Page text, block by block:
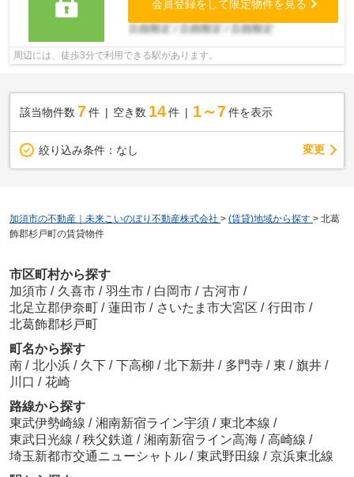
会員登録をして限定物件を見る
周辺には、徒歩3分で利用できる駅があります。
該当物件数 7件 空き数 14 件 1～7 件を表示
絞り込み条件： なし 変更
加須市の不動産｜未来こいのぼり不動産株式会社 > (賃貸)地域から探す > 北葛
飾郡杉戸町の賃貸物件
市区町村から探す
加須市 / 久喜市 / 羽生市 / 白岡市 / 古河市 /
北足立郡伊奈町 / 蓮田市 / さいたま市大宮区 / 行田市 /
北葛飾郡杉戸町
町名から探す
南 / 北小浜 / 久下 / 下高柳 / 北下新井 / 多門寺 / 東 / 旗井 /
川口 / 花崎
路線から探す
東武伊勢崎線 / 湘南新宿ライン宇須 / 東北本線 /
東武日光線 / 秩父鉄道 / 湘南新宿ライン高海 / 高崎線 /
埼玉新都市交通ニューシャトル / 東武野田線 / 京浜東北線